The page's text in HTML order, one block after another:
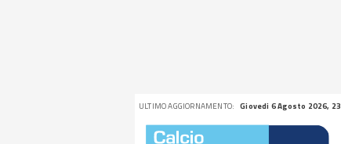
ULTIMO AGGIORNAMENTO: Giovedi 6 Agosto 2026,